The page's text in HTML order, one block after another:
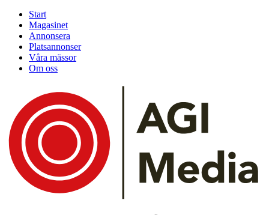
Start
Magasinet
Annonsera
Platsannonser
Våra mässor
Om oss